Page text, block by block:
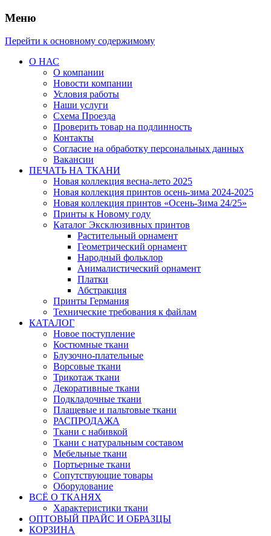
Меню
Перейти к основному содержимому
О НАС
О компании
Новости компании
Условия работы
Наши услуги
Схема Проезда
Проверить товар на подлинность
Контакты
Согласие на обработку персональных данных
Вакансии
ПЕЧАТЬ НА ТКАНИ
Новая коллекция весна-лето 2025
Новая коллекция принтов осень-зима 2024-2025
Новая коллекция принтов «Осень-Зима 24/25»
Принты к Новому году
Каталог Эксклюзивных принтов
Растительный орнамент
Геометрический орнамент
Народный фольклор
Анималистический орнамент
Платки
Абстракция
Принты Германия
Технические требования к файлам
КАТАЛОГ
Новое поступление
Костюмные ткани
Блузочно-плательные
Ворсовые ткани
Трикотаж ткани
Декоративные ткани
Подкладочные ткани
Плащевые и пальтовые ткани
РАСПРОДАЖА
Ткани с набивкой
Ткани с натуральным составом
Мебельные ткани
Портьерные ткани
Сопутствующие товары
Оборудование
ВСЁ О ТКАНЯХ
Характеристики ткани
ОПТОВЫЙ ПРАЙС И ОБРАЗЦЫ
КОРЗИНА